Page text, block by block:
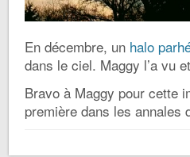
En décembre, un halo
dans le ciel. Maggy l’a vu
Bravo à Maggy pour cette
première dans les annales